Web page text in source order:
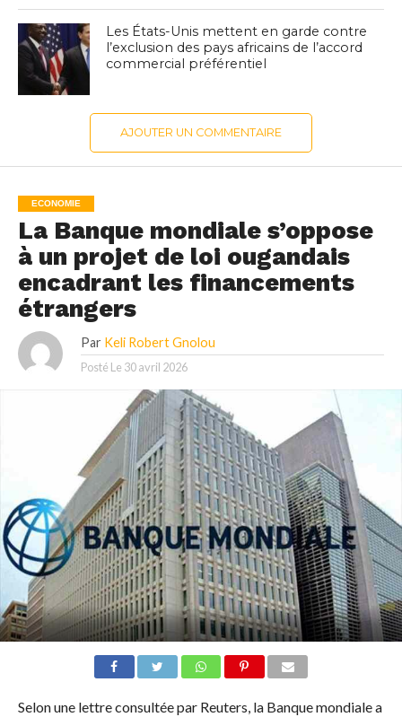
Les États-Unis mettent en garde contre
l’exclusion des pays africains de l’accord
commercial préférentiel
AJOUTER UN COMMENTAIRE
ECONOMIE
La Banque mondiale s’oppose
à un projet de loi ougandais
encadrant les financements
étrangers
Par Keli Robert Gnolou
Posté Le 30 avril 2026
Selon une lettre consultée par Reuters, la Banque mondiale a